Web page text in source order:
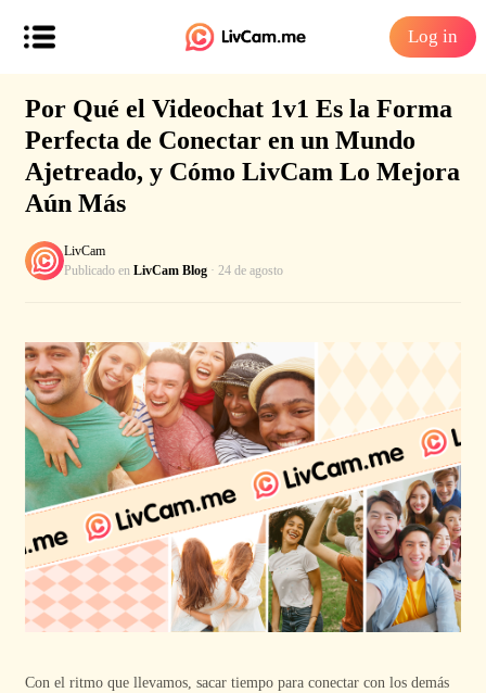
Log in
Por Qué el Videochat 1v1 Es la Forma
Perfecta de Conectar en un Mundo
Ajetreado, y Cómo LivCam Lo Mejora
Aún Más
LivCam
Publicado enLivCam Blog · 24 de agosto
Con el ritmo que llevamos, sacar tiempo para conectar con los demás